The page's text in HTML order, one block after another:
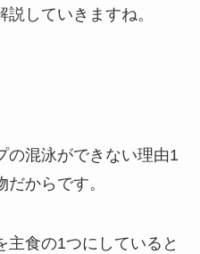
していきますね。
の混泳ができない理由1
からです。
主食の1つにしていると